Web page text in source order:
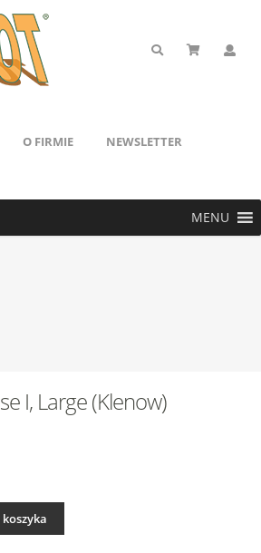
O FIRMIE
NEWSLETTER
MENU
I, Large (Klenow)